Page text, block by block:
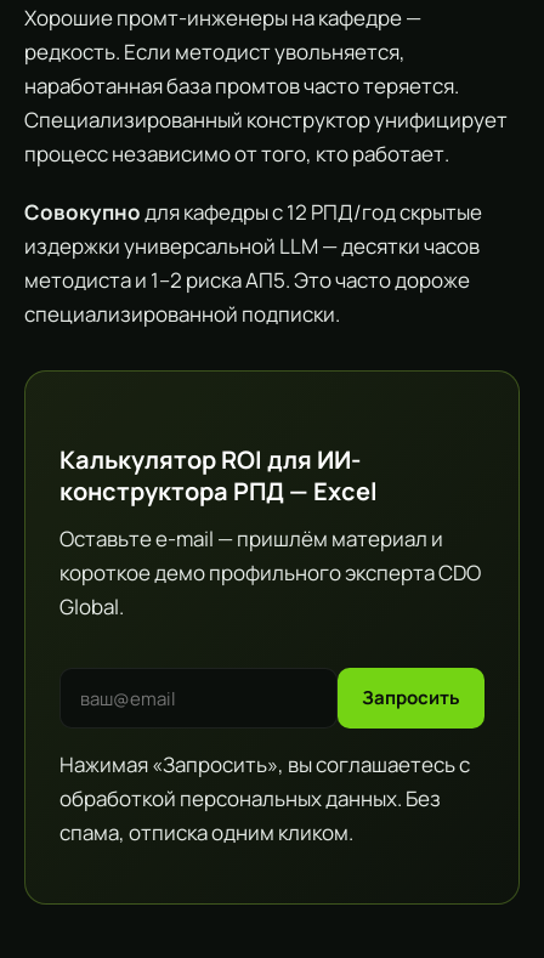
Хорошие промт-инженеры на кафедре —
редкость. Если методист увольняется,
наработанная база промтов часто теряется.
Специализированный конструктор унифицирует
процесс независимо от того, кто работает.
Совокупнодля кафедры с 12 РПД/год скрытые
издержки универсальной LLM — десятки часов
методиста и 1–2 риска АП5. Это часто дороже
специализированной подписки.
Калькулятор ROI для ИИ-
конструктора РПД — Excel
Оставьте e-mail — пришлём материал и
короткое демо профильного эксперта CDO
Global.
Запросить
Нажимая «Запросить», вы соглашаетесь с
обработкой персональных данных. Без
спама, отписка одним кликом.